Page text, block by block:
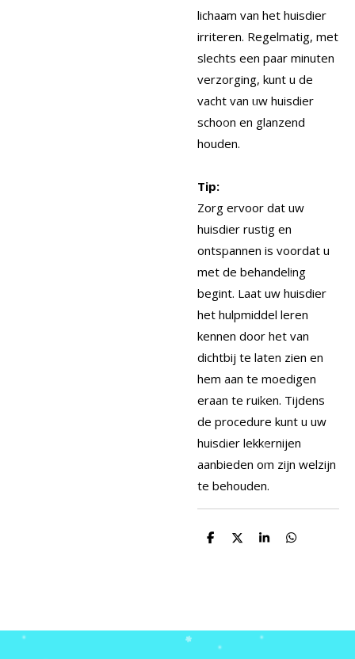
lichaam van het huisdier
irriteren. Regelmatig, met
slechts een paar minuten
verzorging, kunt u de
vacht van uw huisdier
schoon en glanzend
houden.
Tip:
Zorg ervoor dat uw
huisdier rustig en
ontspannen is voordat u
met de behandeling
begint. Laat uw huisdier
het hulpmiddel leren
kennen door het van
dichtbij te laten zien en
hem aan te moedigen
eraan te ruiken. Tijdens
de procedure kunt u uw
huisdier lekkernijen
aanbieden om zijn welzijn
te behouden.
D
D
S
D